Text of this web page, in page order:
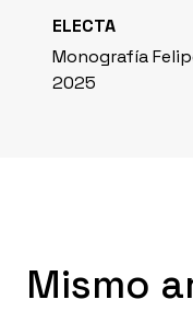
ELECTA
Monografía
2025
Mismo